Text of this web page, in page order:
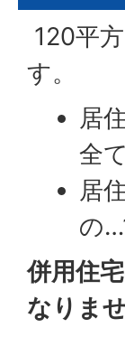
120平
す。
居
全
居
の
併用住
なりませ